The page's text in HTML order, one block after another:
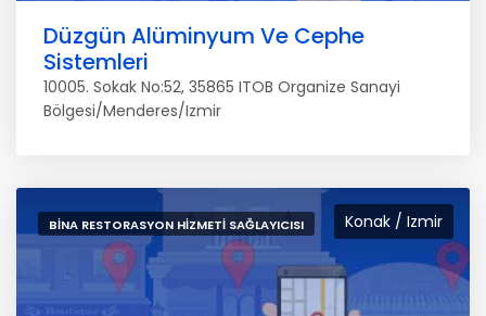
Düzgün Alüminyum Ve Cephe
Sistemleri
10005. Sokak No:52, 35865 ITOB Organize Sanayi
Bölgesi/Menderes/Izmir
Konak / Izmir
BINA RESTORASYON HIZMETI SAĞLAYICISI